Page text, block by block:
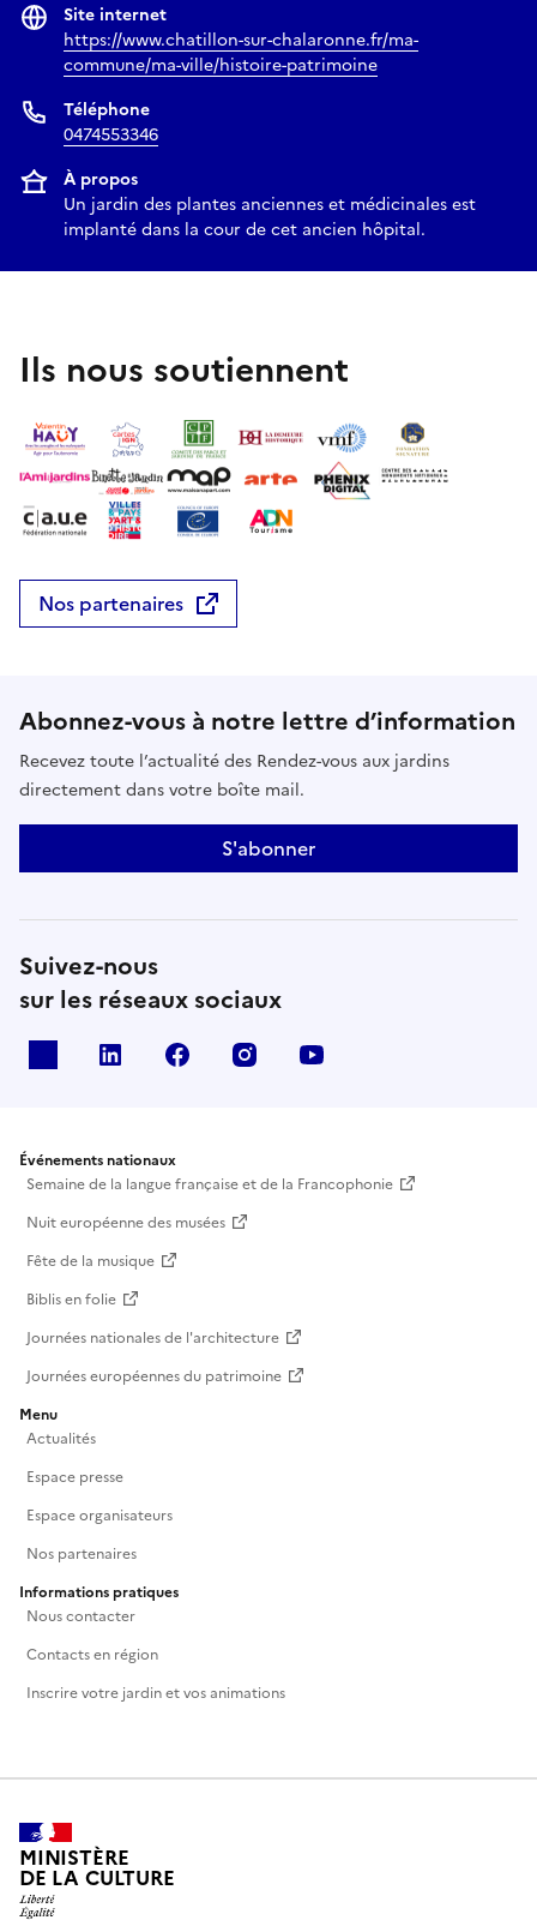
Site internet
https://www.chatillon-sur-chalaronne.fr/ma-
commune/ma-ville/histoire-patrimoine
Téléphone
0474553346
À propos
Un jardin des plantes anciennes et médicinales est
implanté dans la cour de cet ancien hôpital.
Ils nous soutiennent
Nos partenaires
Abonnez-vous à notre lettre d’information
Recevez toute l’actualité des Rendez-vous aux jardins
directement dans votre boîte mail.
S'abonner
Suivez-nous
sur les réseaux sociaux
Linkedin Facebook Instagram
Événements nationaux
Semaine de la langue française et de la Francophonie
Nuit européenne des musées
Fête de la musique
Biblis en folie
Journées nationales de l'architecture
Journées européennes du patrimoine
Menu
Actualités
Espace presse
Espace organisateurs
Nos partenaires
Informations pratiques
Nous contacter
Contacts en région
Inscrire votre jardin et vos animations
MINISTÈRE
DE LA CULTURE